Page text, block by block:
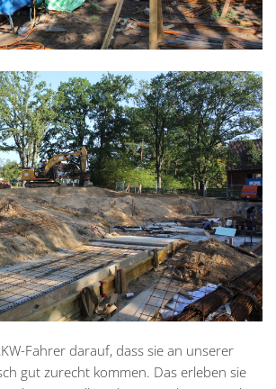
Fahrer darauf, dass sie an unserer
gut zurecht kommen. Das erleben sie